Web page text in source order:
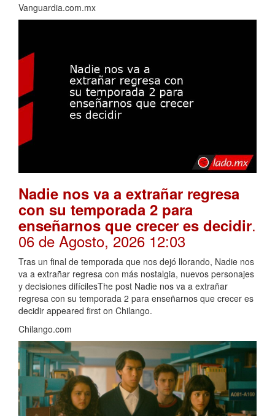
Vanguardia.com.mx
Nadie nos va a extrañar regresa
con su temporada 2 para
enseñarnos que crecer es decidir.
06 de Agosto, 2026 12:03
Tras un final de temporada que nos dejó llorando, Nadie nos
va a extrañar regresa con más nostalgia, nuevos personajes
y decisiones difícilesThe post Nadie nos va a extrañar
regresa con su temporada 2 para enseñarnos que crecer es
decidir appeared first on Chilango.
Chilango.com